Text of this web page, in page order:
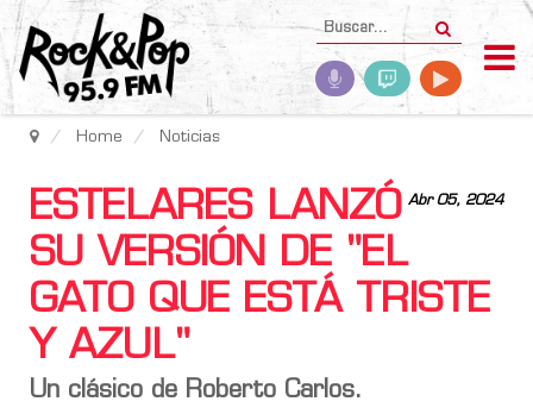
Home Noticias
Abr 05, 2024
ESTELARES LANZÓ
SU VERSIÓN DE "EL
GATO QUE ESTÁ TRISTE
Y AZUL"
Un clásico de Roberto Carlos.